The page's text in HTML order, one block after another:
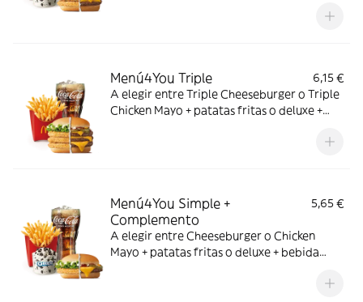
Menú4You Triple
6,15 €
A elegir entre Triple Cheeseburger o Triple
Chicken Mayo + patatas fritas o deluxe +
Menú4You Simple +
Complemento
5,65 €
A elegir entre Cheeseburger o Chicken
Mayo + patatas fritas o deluxe + bebida